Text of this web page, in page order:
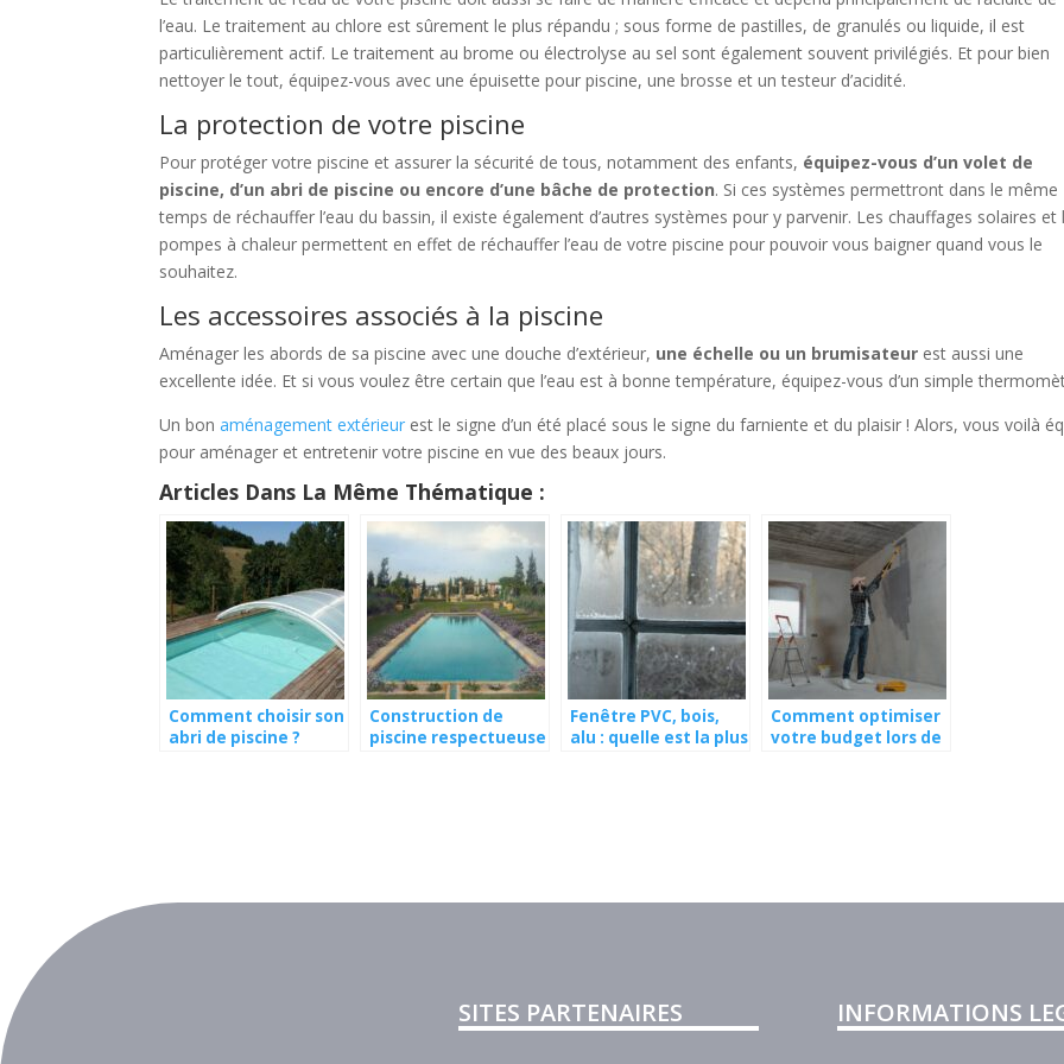
l’eau. Le traitement au chlore est sûrement le plus répandu ; sous forme de pastilles, de granulés ou liquide, il est
particulièrement actif. Le traitement au brome ou électrolyse au sel sont également souvent privilégiés. Et pour bien
nettoyer le tout, équipez-vous avec une épuisette pour piscine, une brosse et un testeur d’acidité.
La protection de votre piscine
Pour protéger votre piscine et assurer la sécurité de tous, notamment des enfants, équipez-vous d’un volet de
piscine, d’un abri de piscine ou encore d’une bâche de protection. Si ces systèmes permettront dans le même
temps de réchauffer l’eau du bassin, il existe également d’autres systèmes pour y parvenir. Les chauffages solaires et
pompes à chaleur permettent en effet de réchauffer l’eau de votre piscine pour pouvoir vous baigner quand vous le
souhaitez.
Les accessoires associés à la piscine
Aménager les abords de sa piscine avec une douche d’extérieur, une échelle ou un brumisateur est aussi une
excellente idée. Et si vous voulez être certain que l’eau est à bonne température, équipez-vous d’un simple
Un bonaménagement extérieur est le signe d’un été placé sous le signe du farniente et du plaisir ! Alors, vous voilà
pour aménager et entretenir votre piscine en vue des beaux jours.
Articles Dans La Même Thématique :
Comment choisir son
abri de piscine ?
Construction de
piscine respectueuse
Fenêtre PVC, bois,
alu : quelle est la plus
Comment optimiser
votre budget lors de
SITES PARTENAIRES INFORMATIONS